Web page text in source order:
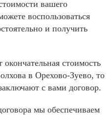
вашего
воспользоваться
и получить
окончательная стоимость
в Орехово-Зуево, то
с вами договор.
мы обеспечиваем